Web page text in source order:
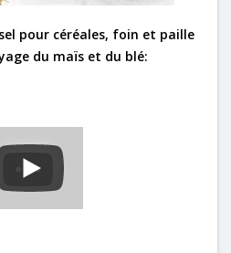
pour céréales, foin et paille
du maïs et du blé: